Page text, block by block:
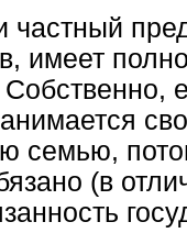
частный
имеет
семью,
(в